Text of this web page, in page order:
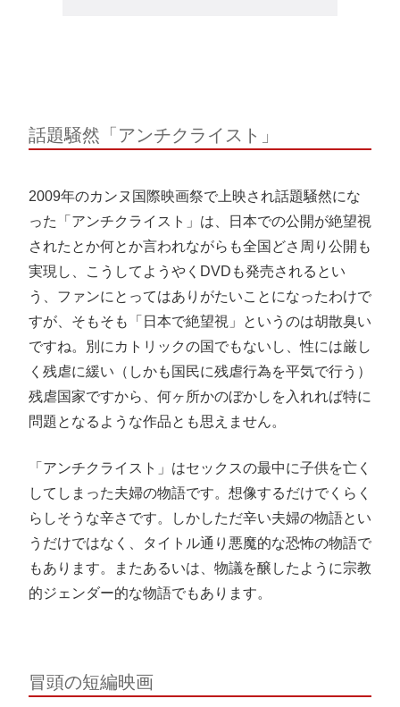
話題騒然「アンチクライスト」
2009年のカンヌ国際映画祭で上映され話題騒然にな
った「アンチクライスト」は、日本での公開が絶望視
されたとか何とか言われながらも全国どさ周り公開も
実現し、こうしてようやくDVDも発売されるとい
う、ファンにとってはありがたいことになったわけで
すが、そもそも「日本で絶望視」というのは胡散臭い
ですね。別にカトリックの国でもないし、性には厳し
く残虐に緩い（しかも国民に残虐行為を平気で行う）
残虐国家ですから、何ヶ所かのぼかしを入れれば特に
問題となるような作品とも思えません。
「アンチクライスト」はセックスの最中に子供を亡く
してしまった夫婦の物語です。想像するだけでくらく
らしそうな辛さです。しかしただ辛い夫婦の物語とい
うだけではなく、タイトル通り悪魔的な恐怖の物語で
もあります。またあるいは、物議を醸したように宗教
的ジェンダー的な物語でもあります。
冒頭の短編映画